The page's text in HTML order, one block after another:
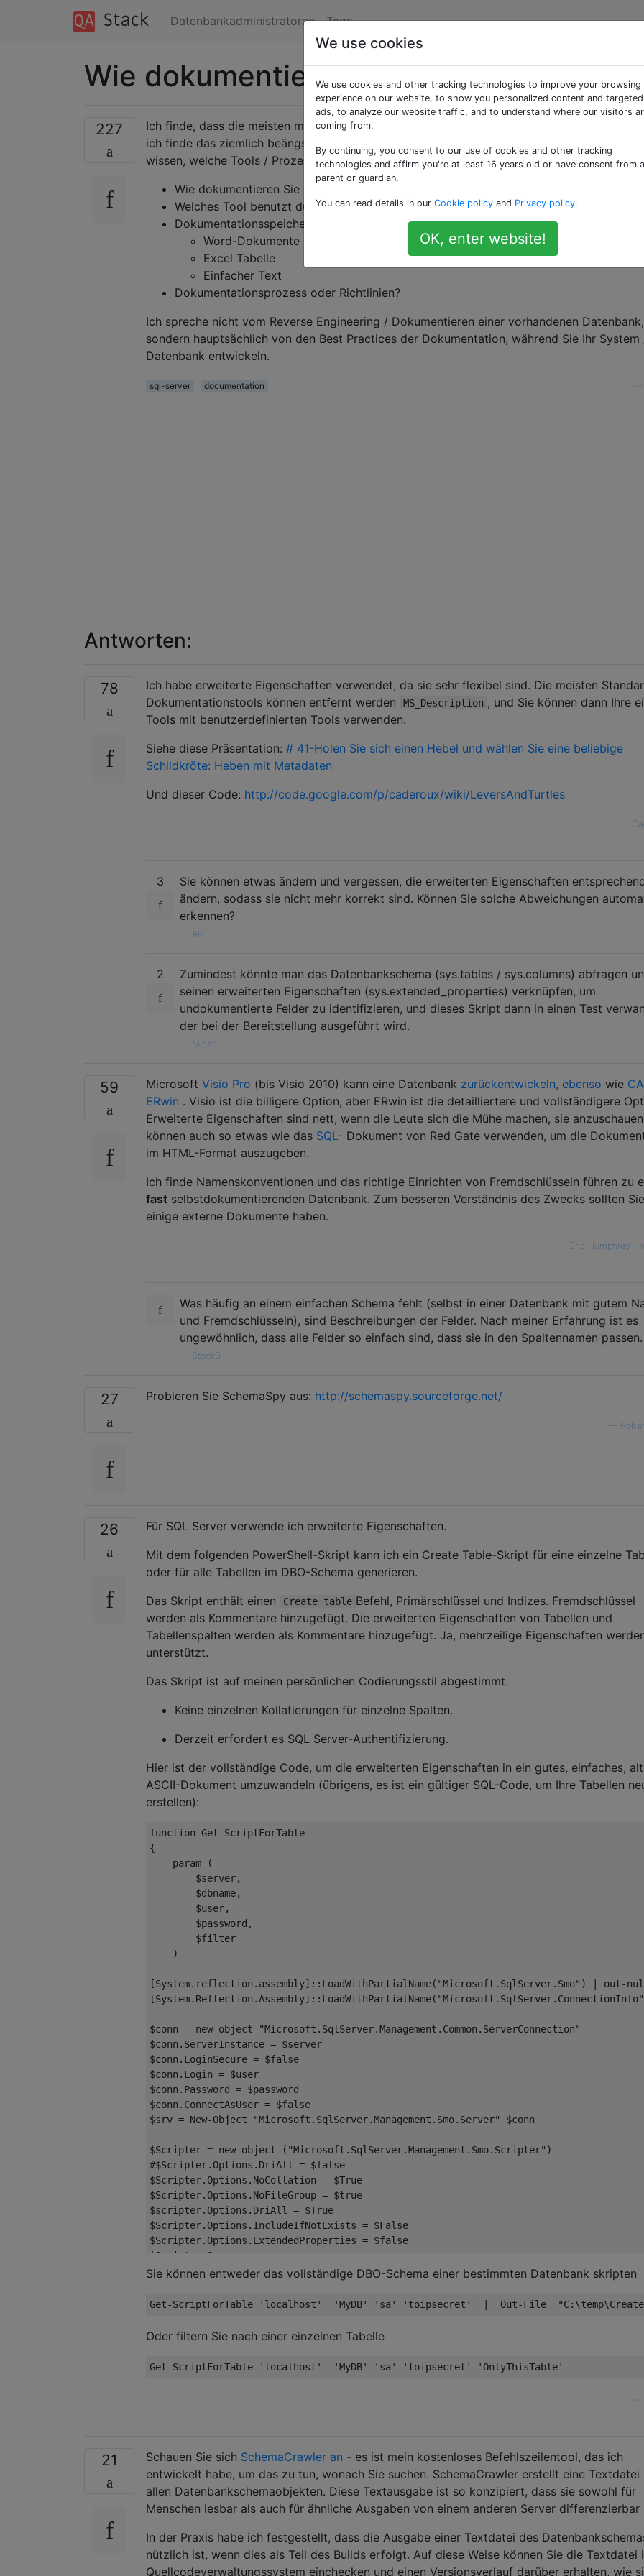
Datenbankadministratoren Tags
Wie dokumentieren Sie Ihre
227
Ich finde, dass die meisten meiner Kunden ihre Datenbanken überhaupt nicht
ich finde das ziemlich beängstigend. Um eine bessere Praxis einzuführen, würde ich gerne
wissen, welche Tools / Prozesse Menschen verwenden.
Wie dokumentieren Sie Ihre Datenbank? (SQL Server)
Welches Tool benutzt du?
Dokumentationsspeicherformat für Datenbankschema / Metadaten?
Word-Dokumente
Excel Tabelle
Einfacher Text
Dokumentationsprozess oder Richtlinien?
Ich spreche nicht vom Reverse Engineering / Dokumentieren einer vorhandenen Datenbank,
sondern hauptsächlich von den Best Practices der Dokumentation, während Sie Ihr System
Datenbank entwickeln.
sql-server documentation
Antworten:
78
Ich habe erweiterte Eigenschaften verwendet, da sie sehr flexibel sind. Die meisten
Dokumentationstools können entfernt werden
MS_Description , und Sie können dann Ihre
Tools mit benutzerdefinierten Tools verwenden.
Siehe diese Präsentation: # 41-Holen Sie sich einen Hebel und wählen Sie eine beliebige
Schildkröte: Heben mit Metadaten
Und dieser Code: http://code.google.com/p/caderoux/wiki/LeversAndTurtles
3
Sie können etwas ändern und vergessen, die erweiterten Eigenschaften
ändern, sodass sie nicht mehr korrekt sind. Können Sie solche Abweichungen
erkennen?
AK
2
Zumindest könnte man das Datenbankschema (sys.tables / sys.columns) abfragen
seinen erweiterten Eigenschaften (sys.extended_properties) verknüpfen, um
undokumentierte Felder zu identifizieren, und dieses Skript dann in einen Test
der bei der Bereitstellung ausgeführt wird.
Micah
59 Microsoft Visio Pro (bis Visio 2010) kann eine Datenbank zurückentwickeln, ebenso wie
ERwin . Visio ist die billigere Option, aber ERwin ist die detailliertere und vollständigere
Erweiterte Eigenschaften sind nett, wenn die Leute sich die Mühe machen, sie
können auch so etwas wie das SQL- Dokument von Red Gate verwenden, um die
im HTML-Format auszugeben.
Ich finde Namenskonventionen und das richtige Einrichten von Fremdschlüsseln führen zu
fast selbstdokumentierenden Datenbank. Zum besseren Verständnis des Zwecks sollten
einige externe Dokumente haben.
Eric Humphrey -
Was häufig an einem einfachen Schema fehlt (selbst in einer Datenbank mit gutem
und Fremdschlüsseln), sind Beschreibungen der Felder. Nach meiner Erfahrung ist es
ungewöhnlich, dass alle Felder so einfach sind, dass sie in den Spaltennamen passen.
StockB
27 Probieren Sie SchemaSpy aus: http://schemaspy.sourceforge.net/
26
Für SQL Server verwende ich erweiterte Eigenschaften.
Mit dem folgenden PowerShell-Skript kann ich ein Create Table-Skript für eine einzelne
oder für alle Tabellen im DBO-Schema generieren.
Das Skript enthält einen
Create table Befehl, Primärschlüssel und Indizes. Fremdschlüssel
werden als Kommentare hinzugefügt. Die erweiterten Eigenschaften von Tabellen und
Tabellenspalten werden als Kommentare hinzugefügt. Ja, mehrzeilige Eigenschaften
unterstützt.
Das Skript ist auf meinen persönlichen Codierungsstil abgestimmt.
Keine einzelnen Kollatierungen für einzelne Spalten.
Derzeit erfordert es SQL Server-Authentifizierung.
Hier ist der vollständige Code, um die erweiterten Eigenschaften in ein gutes, einfaches,
ASCII-Dokument umzuwandeln (übrigens, es ist ein gültiger SQL-Code, um Ihre Tabellen
erstellen):
function Get-ScriptForTable
{
    param
(
$server,
$dbname,
$user,
$password ,
$filter
)
[System. reflection . assembly]:: LoadWithPartialName( "Microsoft.SqlServer.Smo" ) |
out-
[System. Reflection .Assembly]:: LoadWithPartialName( "Microsoft.SqlServer.ConnectionInfo"
$conn = new-object
"Microsoft.SqlServer.Management.Common.ServerConnection"
$conn . ServerInstance = $server
$conn . LoginSecure = $false
$conn . Login = $user
$conn . Password = $password
$conn . ConnectAsUser = $false
$srv = New-Object "Microsoft.SqlServer.Management.Smo.Server" $conn
$Scripter = new-object ( "Microsoft.SqlServer.Management.Smo.Scripter" )
#$Scripter. Options . DriAll = $false
$Scripter. Options . NoCollation = $True
$Scripter. Options . NoFileGroup = $true
$scripter. Options . DriAll = $True
$Scripter. Options . IncludeIfNotExists = $False
$Scripter. Options . ExtendedProperties = $false
$Scripter Server $
$obj = $ database. tables
$ cnt =
(! match
        foreach
( $i in $_. ExtendedProperties)
{
"{0}: {1}" - f $ i.Name, $i.value
""
$colinfo = @{}
        foreach
( $i in $_.columns)
Sie können entweder das vollständige DBO-Schema einer bestimmten Datenbank skripten
Get-ScriptForTable 'localhost' 'MyDB' 'sa' 'toipsecret' |
  Out-File
Oder filtern Sie nach einer einzelnen Tabelle
Get-ScriptForTable 'localhost' 'MyDB' 'sa' 'toipsecret' 'OnlyThisTable'
21 Schauen Sie sich SchemaCrawler an - es ist mein kostenloses Befehlszeilentool, das ich
entwickelt habe, um das zu tun, wonach Sie suchen. SchemaCrawler erstellt eine Textdatei
allen Datenbankschemaobjekten. Diese Textausgabe ist so konzipiert, dass sie sowohl für
Menschen lesbar als auch für ähnliche Ausgaben von einem anderen Server differenzierbar
In der Praxis habe ich festgestellt, dass die Ausgabe einer Textdatei des
nützlich ist, wenn dies als Teil des Builds erfolgt. Auf diese Weise können Sie die Textdatei
Quellcodeverwaltungssystem einchecken und einen Versionsverlauf darüber erhalten, wie
We use cookies
We use cookies and other tracking technologies to improve your browsing
experience on our website, to show you personalized content and targeted
ads, to analyze our website traffic, and to understand where our visitors
coming from.
By continuing, you consent to our use of cookies and other tracking
technologies and affirm you're at least 16 years old or have consent from a
parent or guardian.
You can read details in our Cookie policy and Privacy policy.
OK, enter website!